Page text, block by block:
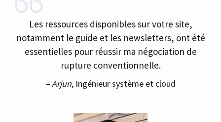
Les ressources disponibles sur votre site,
notamment le guide et les newsletters, ont été
essentielles pour réussir ma négociation de
rupture conventionnelle.
– Arjun, Ingénieur système et cloud